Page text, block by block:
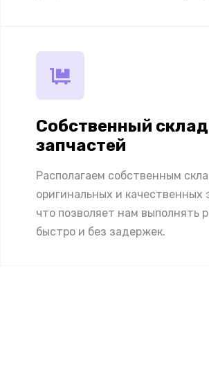
Собственный склад
запчастей
Располагаем собственным
оригинальных и качественных
что позволяет нам выполнять
быстро и без задержек.